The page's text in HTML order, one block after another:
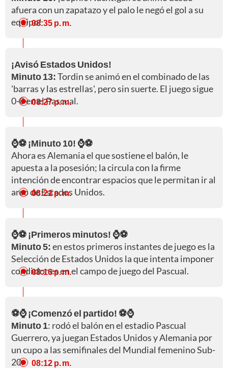
afuera con un zapatazo y el palo le negó el gol a su
equipo!08:35 p. m.
¡Avisó Estados Unidos!
Minuto 13:Tordin se animó en el combinado de las
'barras y las estrellas', pero sin suerte. El juego sigue
0-0 en el Pascual.
08:27 p. m.
⌚⚽ ¡Minuto 10! ⌚⚽
Ahora es Alemania el que sostiene el balón, le
apuesta a la posesión; la circula con la firme
intención de encontrar espacios que le permitan ir al
arco de Estados Unidos.
08:21 p. m.
⌚⚽ ¡Primeros minutos! ⌚⚽
Minuto 5:en estos primeros instantes de juego es la
Selección de Estados Unidos la que intenta imponer
condiciones en el campo de juego del Pascual.
08:16 p. m.
⚽⌚ ¡Comenzó el partido! ⚽⌚
Minuto 1: rodó el balón en el estadio Pascual
Guerrero, ya juegan Estados Unidos y Alemania por
un cupo a las semifinales del Mundial femenino Sub-
20.
08:12 p. m.